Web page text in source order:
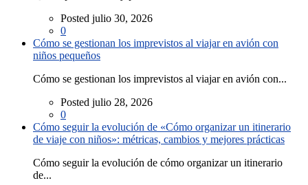
Posted julio 30, 2026
0
Cómo se gestionan los imprevistos al viajar en avión con
niños pequeños
Cómo se gestionan los imprevistos al viajar en avión con...
Posted julio 28, 2026
0
Cómo seguir la evolución de «Cómo organizar un itinerario
de viaje con niños»: métricas, cambios y mejores prácticas
Cómo seguir la evolución de cómo organizar un itinerario
de...